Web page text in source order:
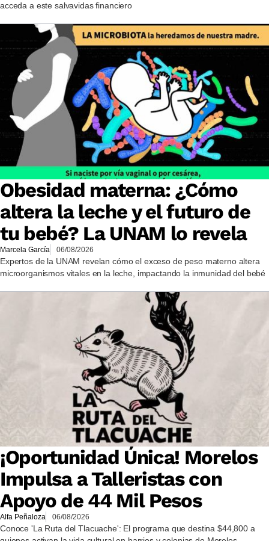
acceda a este salvavidas financiero
Obesidad materna: ¿Cómo
altera la leche y el futuro de
tu bebé? La UNAM lo revela
Marcela García 06/08/2026
Expertos de la UNAM revelan cómo el exceso de peso materno altera
microorganismos vitales en la leche, impactando la inmunidad del bebé
¡Oportunidad Única! Morelos
Impulsa a Talleristas con
Apoyo de 44 Mil Pesos
Alfa Peñaloza 06/08/2026
Conoce 'La Ruta del Tlacuache': El programa que destina $44,800 a